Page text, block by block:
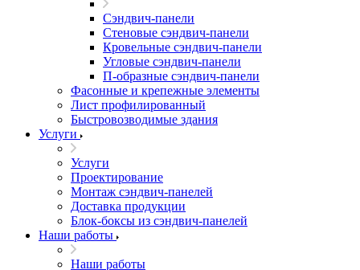
Сэндвич-панели
Стеновые сэндвич-панели
Кровельные сэндвич-панели
Угловые сэндвич-панели
П-образные сэндвич-панели
Фасонные и крепежные элементы
Лист профилированный
Быстровозводимые здания
Услуги
Услуги
Проектирование
Монтаж сэндвич-панелей
Доставка продукции
Блок-боксы из сэндвич-панелей
Наши работы
Наши работы